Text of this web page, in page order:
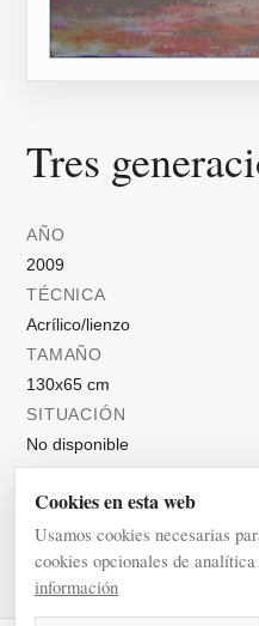
Tres
AÑO
2009
TÉCNICA
Acrílico/lienzo
TAMAÑO
130x65 cm
SITUACIÓN
No disponible
Cookies en esta web
Usamos cookies necesarias
cookies opcionales de
información